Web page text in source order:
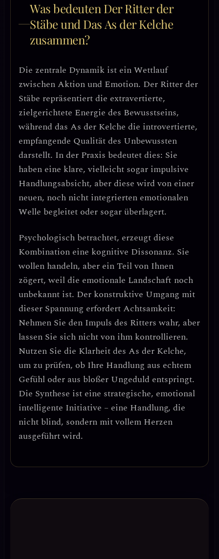
Was bedeuten Der Ritter der
Stäbe und Das As der Kelche
zusammen?
Die zentrale Dynamik ist einWettlauf
zwischen Aktion und Emotion. Der Ritter der
Stäbe repräsentiert die extravertierte,
zielgerichtete Energie des Bewusstseins,
während das As der Kelche die introvertierte,
empfangende Qualität des Unbewussten
darstellt. In der Praxis bedeutet dies: Sie
haben eine klare, vielleicht sogar impulsive
Handlungsabsicht, aber diese wird von einer
neuen, noch nicht integrierten emotionalen
Welle begleitet oder sogar überlagert.
Psychologisch betrachtet, erzeugt diese
Kombination eine kognitive Dissonanz. Sie
wollen handeln, aber ein Teil von Ihnen
zögert, weil die emotionale Landschaft noch
unbekannt ist. Der konstruktive Umgang mit
dieser Spannung erfordert Achtsamkeit:
Nehmen Sie den Impuls des Ritters wahr, aber
lassen Sie sich nicht von ihm kontrollieren.
Nutzen Sie die Klarheit des As der Kelche,
um zu prüfen, ob Ihre Handlung aus echtem
Gefühl oder aus bloßer Ungeduld entspringt.
Die Synthese ist eine strategische, emotional
intelligente Initiative – eine Handlung, die
nicht blind, sondern mit vollem Herzen
ausgeführt wird.